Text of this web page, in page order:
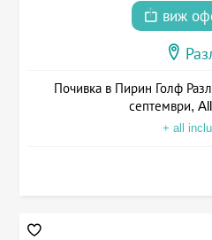
виж
Почивка в Пирин Голф
септември,
+ all